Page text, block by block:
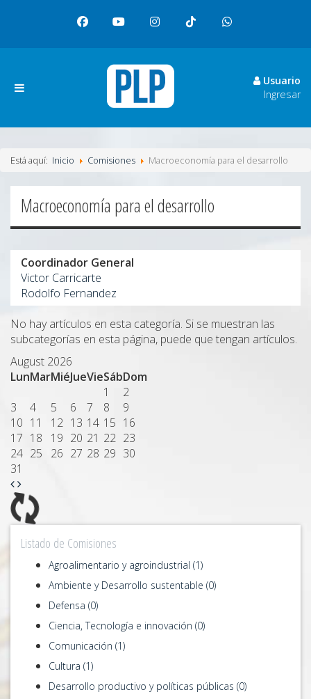
Usuario
Ingresar
Está aquí: Inicio Comisiones Macroeconomía para el desarrollo
Macroeconomía para el desarrollo
Coordinador General
Victor Carricarte
Rodolfo Fernandez
No hay artículos en esta categoría. Si se muestran las
subcategorías en esta página, puede que tengan artículos.
August 2026
LunMarMiéJueVieSábDom
1
2
3
4 5 6 7 8
9
10 11 12 13 14 15 16
17 18 19 20 21 22 23
24 25 26 27 28 29 30
31
Listado de Comisiones
Agroalimentario y agroindustrial (1)
Ambiente y Desarrollo sustentable (0)
Defensa (0)
Ciencia, Tecnología e innovación (0)
Comunicación (1)
Cultura (1)
Desarrollo productivo y políticas públicas (0)